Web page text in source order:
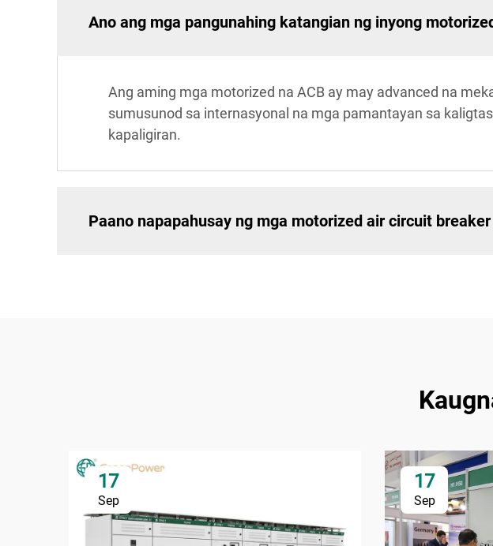
Ano ang mga pangunahing katangian ng inyong
Ang aming mga motorized na ACB ay may advanced na
sumusunod sa internasyonal na mga pamantayan sa
kapaligiran.
Paano napapahusay ng mga motorized air circuit
17
Sep
17
Sep